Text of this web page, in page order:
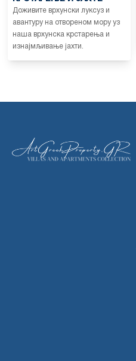
Доживите врхунски луксуз и
авантуру на отвореном мору уз
наша врхунска крстарења и
изнајмљивање јахти.